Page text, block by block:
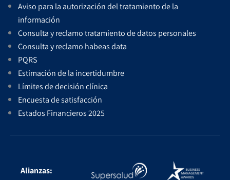
Aviso para la autorización del tratamiento de la
información
Consulta y reclamo tratamiento de datos personales
Consulta y reclamo habeas data
PQRS
Estimación de la incertidumbre
Límites de decisión clínica
Encuesta de satisfacción
Estados Financieros 2025
Alianzas: